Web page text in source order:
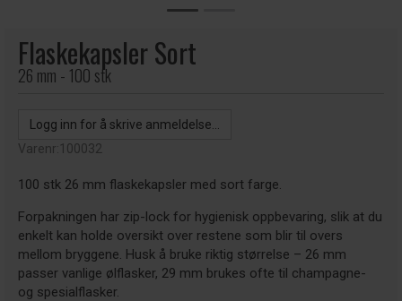
Flaskekapsler Sort
26 mm - 100 stk
Logg inn for å skrive anmeldelse...
Varenr:100032
100 stk 26 mm flaskekapsler med sort farge.
Forpakningen har zip-lock for hygienisk oppbevaring, slik at du
enkelt kan holde oversikt over restene som blir til overs
mellom bryggene. Husk å bruke riktig størrelse – 26 mm
passer vanlige ølflasker, 29 mm brukes ofte til champagne-
og spesialflasker.